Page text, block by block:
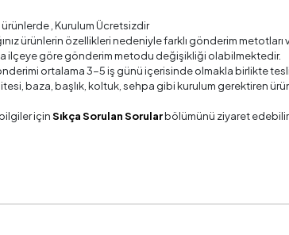
Oturma Genişliği (mm)
Oturma Konforu
Yükseklik (mm)
, Kurulum Ücretsizdir
ürünlerin özellikleri nedeniyle farklı gönderim
ilçeye göre gönderim metodu değişikliği olabilmektedir.
ortalama 3-5 iş günü içerisinde olmakla birlikte
baza, başlık, koltuk, sehpa gibi kurulum gerektiren
içinSıkça Sorulan Sorularbölümünü ziyaret